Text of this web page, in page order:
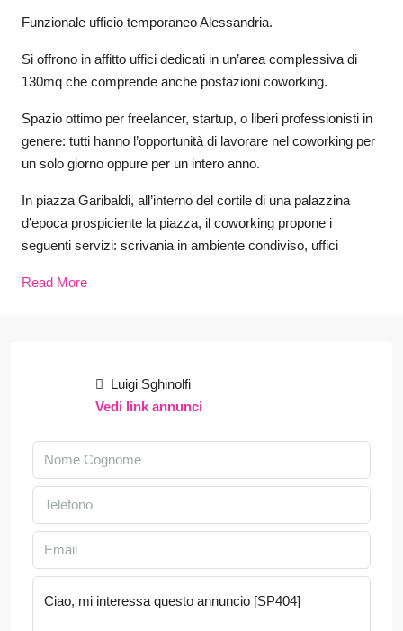
Funzionale ufficio temporaneo Alessandria.
Si offrono in affitto uffici dedicati in un’area complessiva di
130mq che comprende anche postazioni coworking.
Spazio ottimo per freelancer, startup, o liberi professionisti in
genere: tutti hanno l’opportunità di lavorare nel coworking per
un solo giorno oppure per un intero anno.
In piazza Garibaldi, all’interno del cortile di una palazzina
d’epoca prospiciente la piazza, il coworking propone i
seguenti servizi: scrivania in ambiente condiviso, uffici
Read More
Luigi Sghinolfi
Vedi link annunci